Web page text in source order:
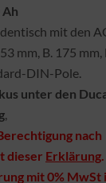
mit den
mm, B. 175
DIN-Pole.
unter den
,
nach
dieser Erklärung.
mit 0% MwSt